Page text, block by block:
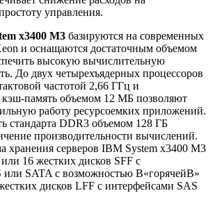
управления.
x3400 M3 базируются на современных
и оснащаются достаточным объемом
высокую вычислительную
До двух четырехъядерных процессоров
частотой 2,66 ГГц и
кэш-память объемом 12 МБ позволяют
работу ресурсоемких приложений.
стандарта DDR3 объемом 128 ГБ
производительности вычислений.
хранения серверов IBM System x3400 M3
16 жестких дисков SFF с
или SATA с возможностью В«горячейВ»
дисков LFF с интерфейсами SAS